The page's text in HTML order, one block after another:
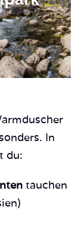
In
du:
tauchen